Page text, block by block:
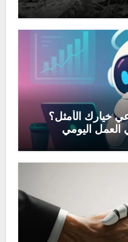
خيارك الأمثل؟
اليومي